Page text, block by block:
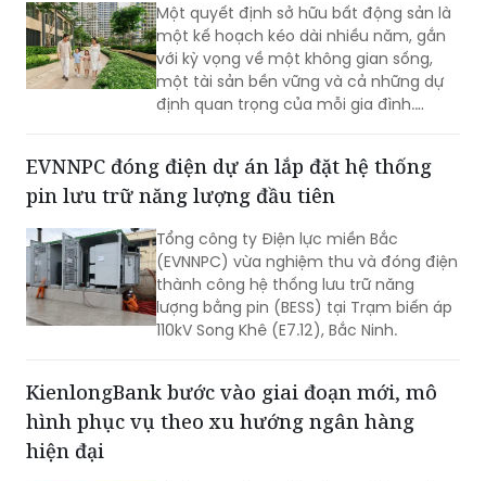
Một quyết định sở hữu bất động sản là
một kế hoạch kéo dài nhiều năm, gắn
với kỳ vọng về một không gian sống,
một tài sản bền vững và cả những dự
định quan trọng của mỗi gia đình.
nhiều hơn vào khả năng đồng hành
của nhà phát triển trong suốt hành
EVNNPC đóng điện dự án lắp đặt hệ thống
pin lưu trữ năng lượng đầu tiên
Tổng công ty Điện lực miền Bắc
(EVNNPC) vừa nghiệm thu và đóng điện
thành công hệ thống lưu trữ năng
lượng bằng pin (BESS) tại Trạm biến áp
110kV Song Khê (E7.12), Bắc Ninh.
KienlongBank bước vào giai đoạn mới, mô
hình phục vụ theo xu hướng ngân hàng
hiện đại